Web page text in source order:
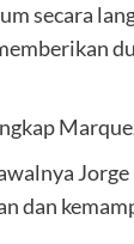
secara
dan